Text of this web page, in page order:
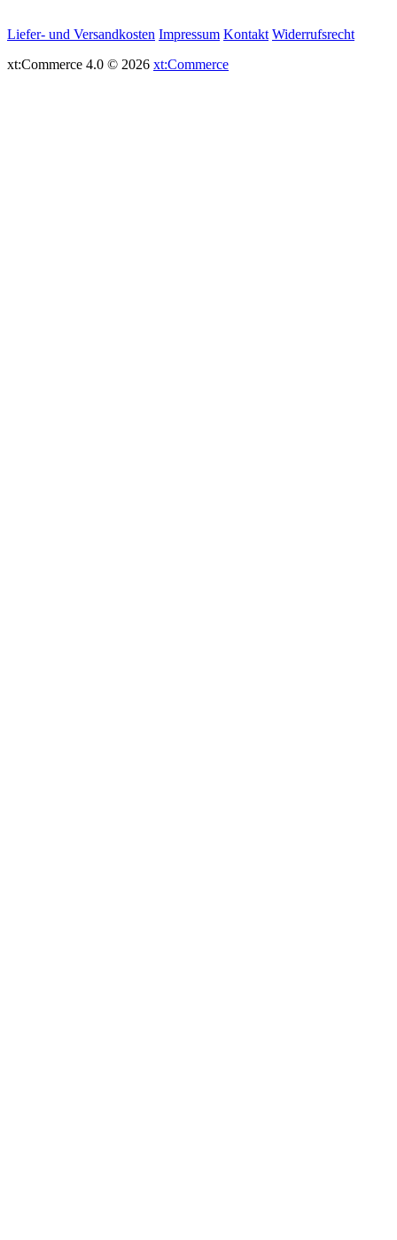
Liefer- und Versandkosten Impressum Kontakt Widerrufsrecht
xt:Commerce 4.0 © 2026 xt:Commerce